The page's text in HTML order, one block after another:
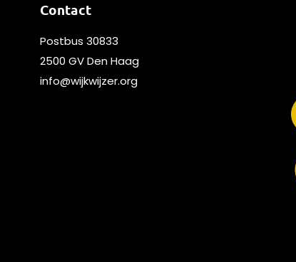
Contact
Postbus 30833
2500 GV Den Haag
info@wijkwijzer.org